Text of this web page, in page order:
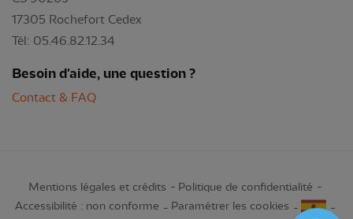
17305 Rochefort Cedex
Tél: 05.46.82.12.34
Besoin d'aide, une question ?
Contact & FAQ
Mentions légales et crédits
Politique de confidentialité
Accessibilité : non conforme
Paramétrer les cookies